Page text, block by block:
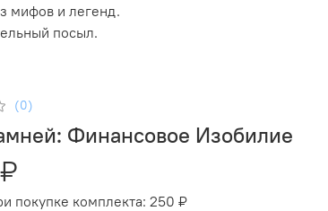
мифов и легенд.
посыл.
(0)
Финансовое Изобилие
покупке комплекта: 250 ₽